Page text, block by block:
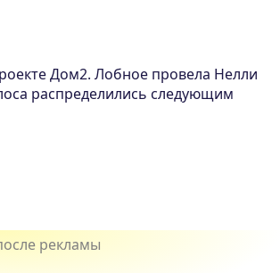
Дом2. Лобное провела Нелли
распределились следующим